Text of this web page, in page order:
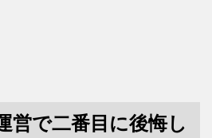
営で二番目に後悔し